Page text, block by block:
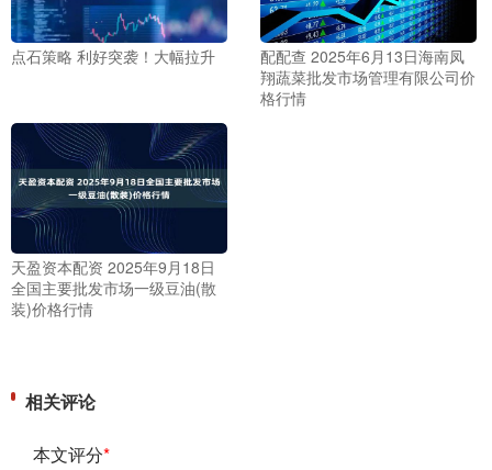
点石策略 利好突袭！大幅拉升
配配查 2025年6月13日海南凤
翔蔬菜批发市场管理有限公司价
格行情
天盈资本配资 2025年9月18日
全国主要批发市场一级豆油(散
装)价格行情
相关评论
本文评分*